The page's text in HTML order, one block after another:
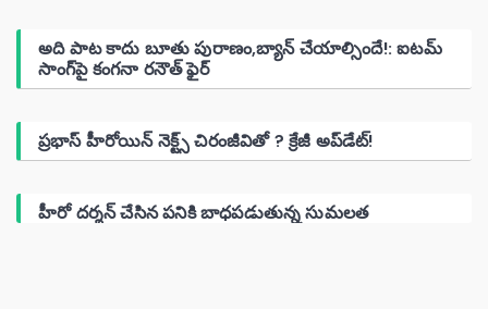
అది పాట కాదు బూతు పురాణం,బ్యాన్ చేయాల్సిందే!: ఐటమ్
సాంగ్‌పై కంగనా రనౌత్ ఫైర్
ప్రభాస్ హీరోయిన్ నెక్ట్స్ చిరంజీవితో ? క్రేజీ అప్‌డేట్!
హీరో దర్శన్ చేసిన పనికి బాధపడుతున్న సుమలత